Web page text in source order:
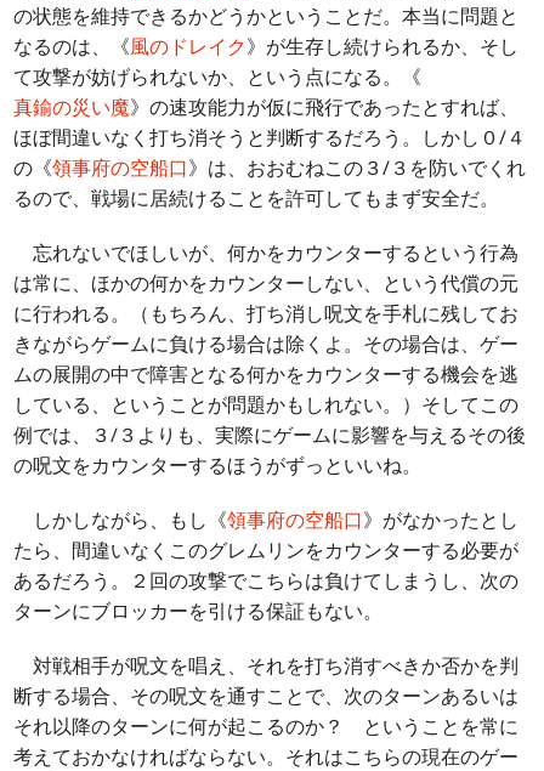
の状態を維持できるかどうかということだ。本当に問題と
なるのは、《風のドレイク》が生存し続けられるか、そし
て攻撃が妨げられないか、という点になる。《
真鍮の災い魔》の速攻能力が仮に飛行であったとすれば、
ほぼ間違いなく打ち消そうと判断するだろう。しかし０/４
の《領事府の空船口》は、おおむねこの３/３を防いでくれ
るので、戦場に居続けることを許可してもまず安全だ。
忘れないでほしいが、何かをカウンターするという行為
は常に、ほかの何かをカウンターしない、という代償の元
に行われる。（もちろん、打ち消し呪文を手札に残してお
きながらゲームに負ける場合は除くよ。その場合は、ゲー
ムの展開の中で障害となる何かをカウンターする機会を逃
している、ということが問題かもしれない。）そしてこの
例では、３/３よりも、実際にゲームに影響を与えるその後
の呪文をカウンターするほうがずっといいね。
しかしながら、もし《領事府の空船口》がなかったとし
たら、間違いなくこのグレムリンをカウンターする必要が
あるだろう。２回の攻撃でこちらは負けてしまうし、次の
ターンにブロッカーを引ける保証もない。
対戦相手が呪文を唱え、それを打ち消すべきか否かを判
断する場合、その呪文を通すことで、次のターンあるいは
それ以降のターンに何が起こるのか？ ということを常に
考えておかなければならない。それはこちらの現在のゲー